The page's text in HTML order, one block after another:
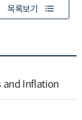
목록보기
and Inflation